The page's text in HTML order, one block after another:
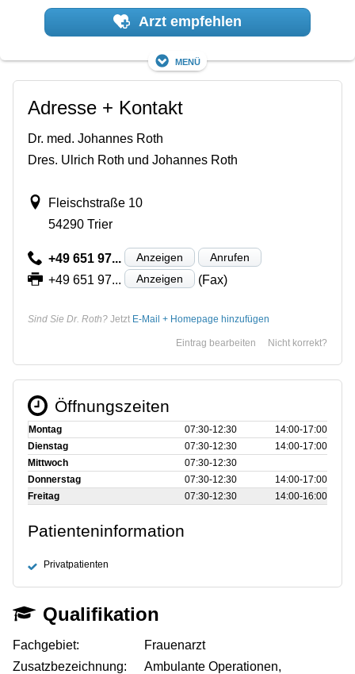
Arzt empfehlen
Menü
Adresse + Kontakt
Dr. med. Johannes Roth
Dres. Ulrich Roth und Johannes Roth
Fleischstraße 10
54290 Trier
+49 651 97... Anzeigen Anrufen
+49 651 97... Anzeigen (Fax)
Sind Sie Dr. Roth? Jetzt E-Mail + Homepage hinzufügen
Nicht korrekt?
Eintrag bearbeiten
Öffnungszeiten
Montag 07:30‑12:30
14:00‑17:00
Dienstag
07:30‑12:30
14:00‑17:00
Mittwoch
07:30‑12:30
Donnerstag
07:30‑12:30
14:00‑17:00
Freitag
07:30‑12:30 14:00‑16:00
Patienteninformation
Privatpatienten
Qualifikation
Fachgebiet:
Frauenarzt
Zusatzbezeichnung:
Ambulante Operationen,